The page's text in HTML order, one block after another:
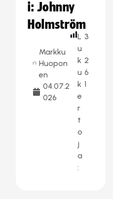
i: Johnny
Holmström
Markku
Huopon
en
04.07.2
026
L
u
k
u
k
e
r
t
o
j
a
:
3
2
6
1